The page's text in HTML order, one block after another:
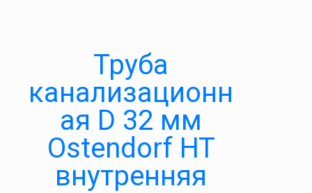
Труба
канализационн
ая D 32 мм
Ostendorf HT
внутренняя